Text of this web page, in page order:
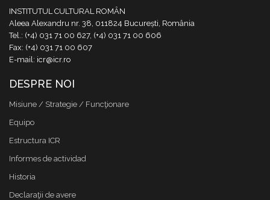
INSTITUTUL CULTURAL ROMÂN
Aleea Alexandru nr. 38, 011824 București, România
Tel.: (+4) 031 71 00 627, (+4) 031 71 00 606
Fax: (+4) 031 71 00 607
E-mail: icr@icr.ro
DESPRE NOI
Misiune / Strategie / Funcţionare
Equipo
Estructura ICR
Informes de actividad
Historia
Declaraţii de avere